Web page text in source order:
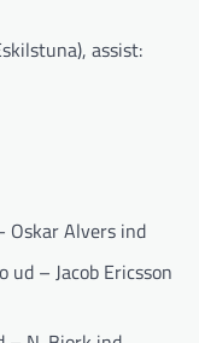
assist:
Oskar Alvers ind
ud – Jacob Ericsson